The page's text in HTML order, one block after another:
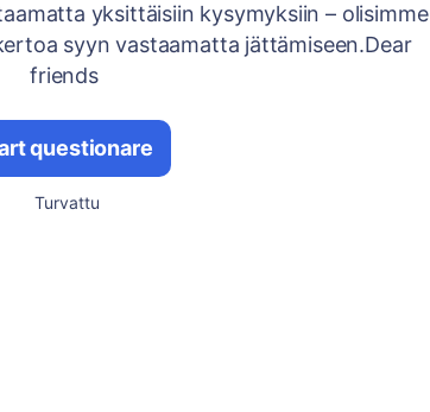
yksittäisiin kysymyksiin – olisimme
syyn vastaamatta jättämiseen.Dear
friends
questionare
Turvattu